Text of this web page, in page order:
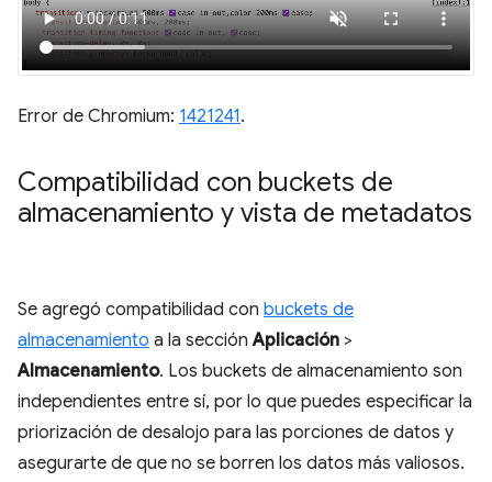
Error de Chromium: 1421241.
Compatibilidad con buckets de
almacenamiento y vista de metadatos
Se agregó compatibilidad con buckets de
almacenamiento a la secciónAplicación >
Almacenamiento. Los buckets de almacenamiento son
independientes entre sí, por lo que puedes especificar la
priorización de desalojo para las porciones de datos y
asegurarte de que no se borren los datos más valiosos.